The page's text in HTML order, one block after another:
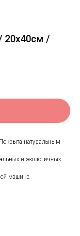
20х40см /
натуральным
и экологичных
машине.